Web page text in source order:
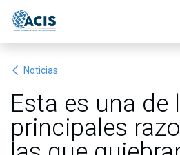
Noticias
Esta es una de
principales